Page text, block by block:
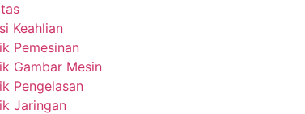
Keahlian
Pemesinan
Gambar Mesin
Pengelasan
Jaringan